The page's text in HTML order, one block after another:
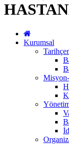
Kurumsal